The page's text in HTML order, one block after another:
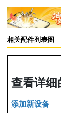
相关配件列表图
查看详细
添加新设备